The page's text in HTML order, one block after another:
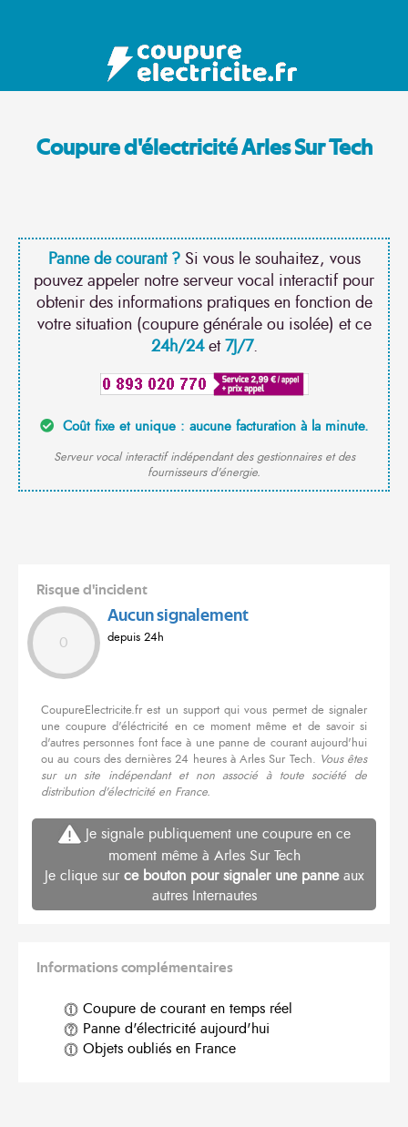
Coupure d'électricité Arles Sur Tech
Panne de courant ?Si vous le souhaitez, vous
pouvez appeler notre serveur vocal interactif pour
obtenir des informations pratiques en fonction de
votre situation (coupure générale ou isolée) et ce
24h/24et7J/7.
Coût fixe et unique : aucune facturation à la minute.
Serveur vocal interactif indépendant des gestionnaires et des
fournisseurs d'énergie.
Risque d'incident
0
Aucun signalement
depuis 24h
CoupureElectricite.fr est un support qui vous permet de signaler
une coupure d'éléctricité en ce moment même et de savoir si
d'autres personnes font face à une panne de courant aujourd'hui
ou au cours des dernières 24 heures à Arles Sur Tech. Vous êtes
sur un site indépendant et non associé à toute société de
distribution d'électricité en France.
Je signale publiquement une coupure en ce
moment même à Arles Sur Tech
Je clique sur ce bouton pour signaler une panneaux
autres Internautes
Informations complémentaires
Coupure de courant en temps réel
Panne d'électricité aujourd'hui
Objets oubliés en France